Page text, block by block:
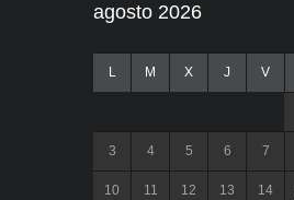
agosto 2026
L M X J V
3 4 5 6 7
10 11 12 13 14